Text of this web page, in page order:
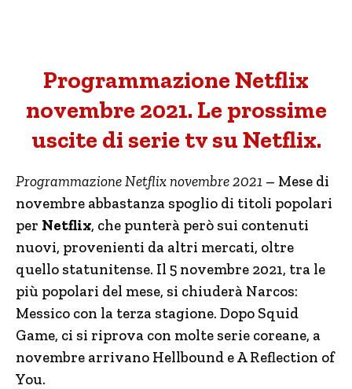
Programmazione Netflix
novembre 2021. Le prossime
uscite di serie tv su Netflix.
Programmazione Netflix novembre 2021 – Mese di
novembre abbastanza spoglio di titoli popolari
per Netflix, che punterà però sui contenuti
nuovi, provenienti da altri mercati, oltre
quello statunitense. Il 5 novembre 2021, tra le
più popolari del mese, si chiuderà Narcos:
Messico con la terza stagione. Dopo Squid
Game, ci si riprova con molte serie coreane, a
novembre arrivano Hellbound e A Reflection of
You.